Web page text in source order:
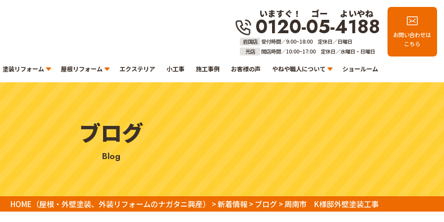
いますぐ！ ゴー よいやね
0120-05-4188
岩国店 受付時間／9:00~18:00 定休日／日曜日
光店
開店時間／10:00~17:00 定休日／水曜日・日曜日
塗装リフォーム 屋根リフォーム エクステリア 小工事 施工事例 お客様の声 やねや職人について ショールーム
お問い合わせは
こちら
ブログ
blog
HOME （屋根・外壁塗装、外装リフォームのナガタニ興産） >新着情報>ブログ>周南市 K様邸外壁塗装工事